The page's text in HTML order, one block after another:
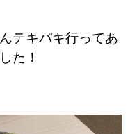
テキパキ行ってあ
た！